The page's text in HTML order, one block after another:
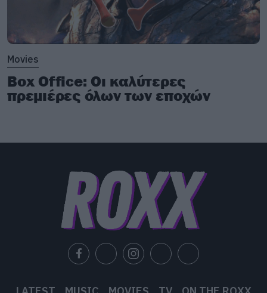
Movies
Box Office: Οι καλύτερες
πρεμιέρες όλων των εποχών